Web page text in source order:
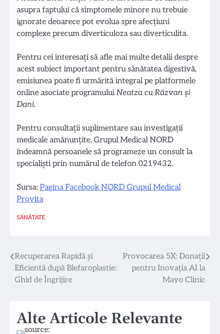
asupra faptului că simptomele minore nu trebuie
ignorate deoarece pot evolua spre afecțiuni
complexe precum diverticuloza sau diverticulita.
Pentru cei interesați să afle mai multe detalii despre
acest subiect important pentru sănătatea digestivă,
emisiunea poate fi urmărită integral pe platformele
online asociate programuluiNeatza cu Răzvan și
Dani.
Pentru consultații suplimentare sau investigații
medicale amănunțite, Grupul Medical NORD
îndeamnă persoanele să programeze un consult la
specialiști prin numărul de telefon 0219432.
Sursa: Pagina Facebook NORD Grupul Medical
Provita
SĂNĂTATE
Navigare
în
Recuperarea Rapidă și
Eficientă după Blefaroplastie:
Ghid de Îngrijire
Provocarea 5X: Donații
pentru Inovația AI la
Mayo Clinic
Alte Articole Relevante